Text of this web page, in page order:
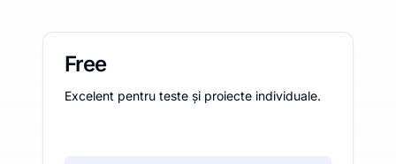
Free
Excelent pentru teste și proiecte individuale.